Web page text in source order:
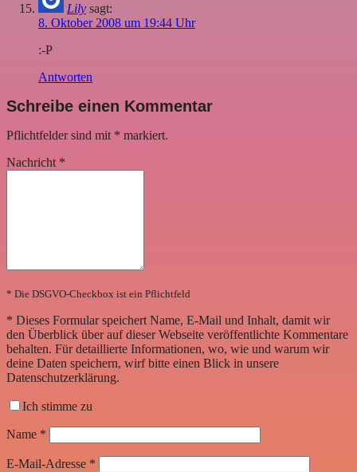
Lily sagt:
8. Oktober 2008 um 19:44 Uhr
:-P
Antworten
Schreibe einen Kommentar
Pflichtfelder sind mit * markiert.
Nachricht *
* Die DSGVO-Checkbox ist ein Pflichtfeld
* Dieses Formular speichert Name, E-Mail und Inhalt, damit wir
den Überblick über auf dieser Webseite veröffentlichte Kommentare
behalten. Für detaillierte Informationen, wo, wie und warum wir
deine Daten speichern, wirf bitte einen Blick in unsere
Datenschutzerklärung.
Ich stimme zu
Name *
E-Mail-Adresse *